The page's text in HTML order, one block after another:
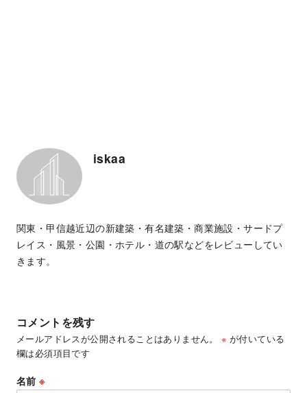
iskaa
関東・甲信越近辺の新建築・有名建築・商業施設・サードプ
レイス・風景・公園・ホテル・道の駅などをレビューしてい
きます。
コメントを残す
メールアドレスが公開されることはありません。 ※ が付いている
欄は必須項目です
名前※